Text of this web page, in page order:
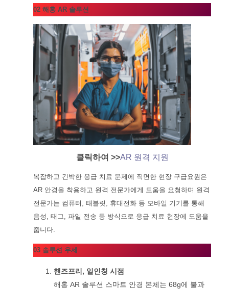
02 해홍 AR 솔루션
클릭하여 >>AR 원격 지원
복잡하고 긴박한 응급 치료 문제에 직면한 현장 구급요원은
AR 안경을 착용하고 원격 전문가에게 도움을 요청하며 원격
전문가는 컴퓨터, 태블릿, 휴대전화 등 모바일 기기를 통해
음성, 태그, 파일 전송 등 방식으로 응급 치료 현장에 도움을
줍니다.
03 솔루션 우세
핸즈프리, 일인칭 시점
해홍 AR 솔루션 스마트 안경 본체는 68g에 불과